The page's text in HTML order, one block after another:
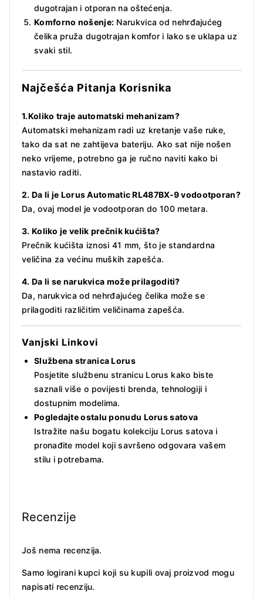
dugotrajan i otporan na oštećenja.
Komforno nošenje: Narukvica od nehrđajućeg
čelika pruža dugotrajan komfor i lako se uklapa uz
svaki stil.
Najčešća Pitanja Korisnika
1.Koliko traje automatski mehanizam?
Automatski mehanizam radi uz kretanje vaše ruke,
tako da sat ne zahtijeva bateriju. Ako sat nije nošen
neko vrijeme, potrebno ga je ručno naviti kako bi
nastavio raditi.
2. Da li je Lorus Automatic RL487BX-9 vodootporan?
Da, ovaj model je vodootporan do 100 metara.
3. Koliko je velik prečnik kućišta?
Prečnik kućišta iznosi 41 mm, što je standardna
veličina za većinu muških zapešća.
4. Da li se narukvica može prilagoditi?
Da, narukvica od nehrđajućeg čelika može se
prilagoditi različitim veličinama zapešća.
Vanjski Linkovi
Službena stranica Lorus
Posjetite službenu stranicu Lorus kako biste
saznali više o povijesti brenda, tehnologiji i
dostupnim modelima.
Pogledajte ostalu ponudu Lorus satova
Istražite našu bogatu kolekciju Lorus satova i
pronađite model koji savršeno odgovara vašem
stilu i potrebama.
Recenzije
Još nema recenzija.
Samo logirani kupci koji su kupili ovaj proizvod mogu
napisati recenziju.